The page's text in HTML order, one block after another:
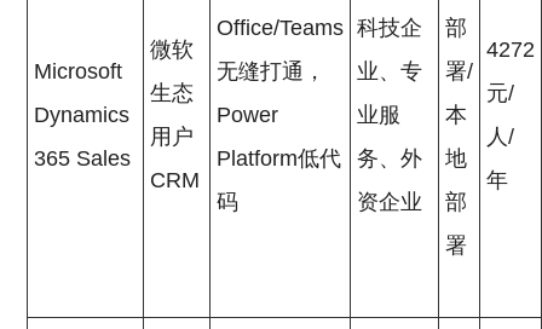
Microsoft
Dynamics
365 Sales
微软
生态
用户
CRM
Office/Teams
无缝打通，
Power
Platform低代
码
科技企
业、专
业服
务、外
资企业
部
署/
本
地
部
署
4272
元/
人/
年